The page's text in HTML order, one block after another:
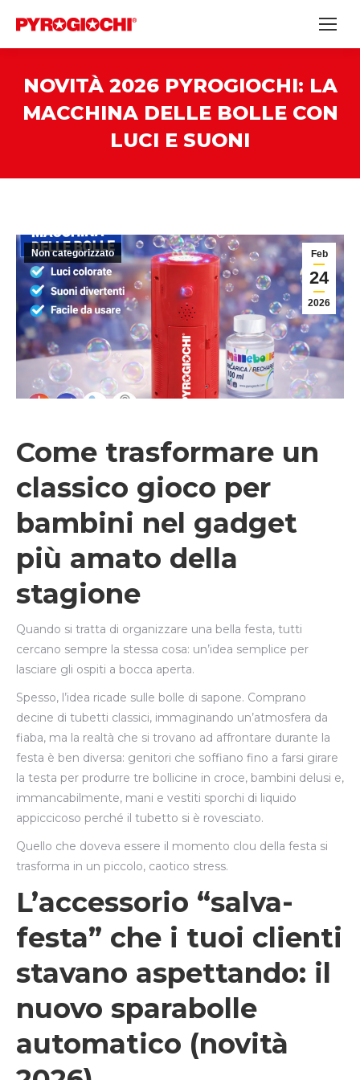
NOVITÀ 2026 PYROGIOCHI: LA
MACCHINA DELLE BOLLE CON
LUCI E SUONI
Feb
24
2026
Non categorizzato
Come trasformare un
classico gioco per
bambini nel gadget
più amato della
stagione
Quando si tratta di organizzare una bella festa, tutti
cercano sempre la stessa cosa: un’idea semplice per
lasciare gli ospiti a bocca aperta.
Spesso, l’idea ricade sulle bolle di sapone. Comprano
decine di tubetti classici, immaginando un’atmosfera da
fiaba, ma la realtà che si trovano ad affrontare durante la
festa è ben diversa: genitori che soffiano fino a farsi girare
la testa per produrre tre bollicine in croce, bambini delusi e,
immancabilmente, mani e vestiti sporchi di liquido
appiccicoso perché il tubetto si è rovesciato.
Quello che doveva essere il momento clou della festa si
trasforma in un piccolo, caotico stress.
L’accessorio “salva-
festa” che i tuoi clienti
stavano aspettando: il
nuovo sparabolle
automatico (novità